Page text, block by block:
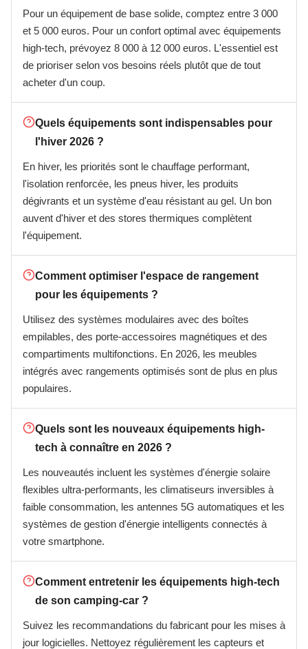
Pour un équipement de base solide, comptez entre 3 000
et 5 000 euros. Pour un confort optimal avec équipements
high-tech, prévoyez 8 000 à 12 000 euros. L'essentiel est
de prioriser selon vos besoins réels plutôt que de tout
acheter d'un coup.
Quels équipements sont indispensables pour
l'hiver 2026 ?
En hiver, les priorités sont le chauffage performant,
l'isolation renforcée, les pneus hiver, les produits
dégivrants et un système d'eau résistant au gel. Un bon
auvent d'hiver et des stores thermiques complètent
l'équipement.
Comment optimiser l'espace de rangement
pour les équipements ?
Utilisez des systèmes modulaires avec des boîtes
empilables, des porte-accessoires magnétiques et des
compartiments multifonctions. En 2026, les meubles
intégrés avec rangements optimisés sont de plus en plus
populaires.
Quels sont les nouveaux équipements high-
tech à connaître en 2026 ?
Les nouveautés incluent les systèmes d'énergie solaire
flexibles ultra-performants, les climatiseurs inversibles à
faible consommation, les antennes 5G automatiques et les
systèmes de gestion d'énergie intelligents connectés à
votre smartphone.
Comment entretenir les équipements high-tech
de son camping-car ?
Suivez les recommandations du fabricant pour les mises à
jour logicielles. Nettoyez régulièrement les capteurs et